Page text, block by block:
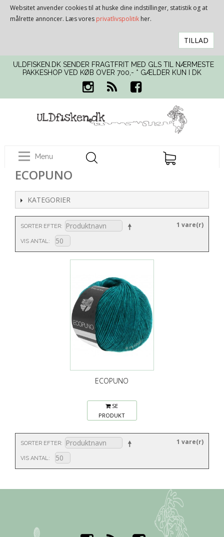
Websitet anvender cookies til at huske dine indstillinger, statistik og at
målrette annoncer. Læs vores privatlivspolitik her.
TILLAD
ULDFISKEN.DK SENDER FRAGTFRIT MED GLS TIL NÆRMESTE
PAKKESHOP VED KØB OVER 700,- * GÆLDER KUN I DK
Menu
ECOPUNO
KATEGORIER
SORTER EFTER
VIS ANTAL
1 vare(r)
ECOPUNO
SE
PRODUKT
SORTER EFTER
VIS ANTAL
1 vare(r)